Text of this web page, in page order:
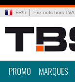
FR/fr Prix nets hors TVA
PROMO MARQUES